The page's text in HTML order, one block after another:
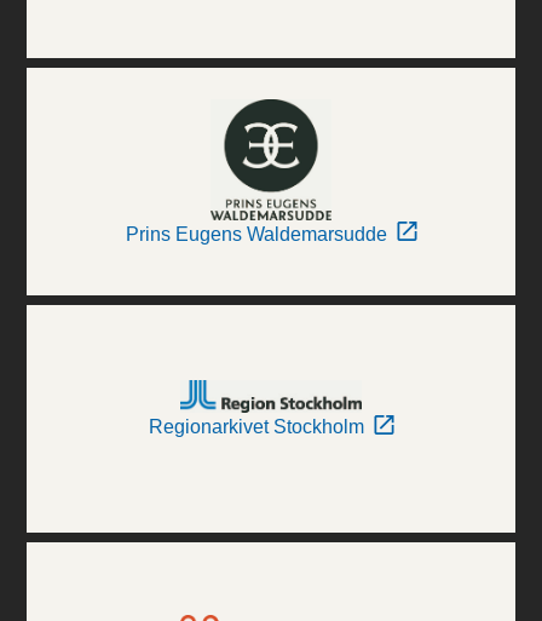
Prins Eugens Waldemarsudde
Regionarkivet Stockholm